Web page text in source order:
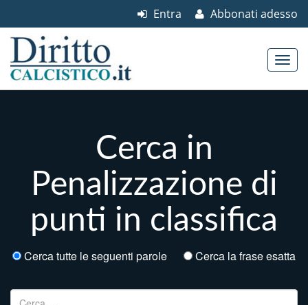
Abbonati adesso
Entra
Cerca in
Penalizzazione di
punti in classifica
Cerca tutte le seguenti parole Cerca la frase esatta
Ricerca per: